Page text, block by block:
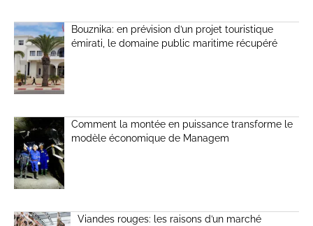
Bouznika: en prévision d’un projet touristique
émirati, le domaine public maritime récupéré
Comment la montée en puissance transforme le
modèle économique de Managem
Viandes rouges: les raisons d’un marché